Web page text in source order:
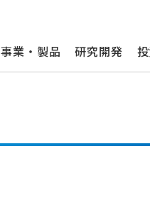
事業・製品 研究開発